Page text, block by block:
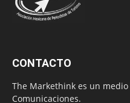
CONTACTO
The Markethink es un
Comunicaciones.